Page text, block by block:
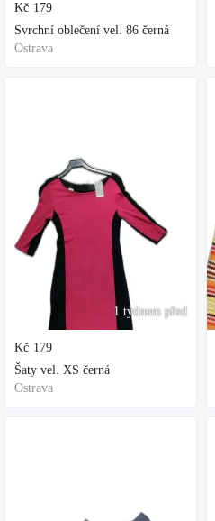
Kč 179
Svrchní oblečení vel. 86 černá
Ostrava
1 týdnem před
Kč 179
Šaty vel. XS černá
Ostrava